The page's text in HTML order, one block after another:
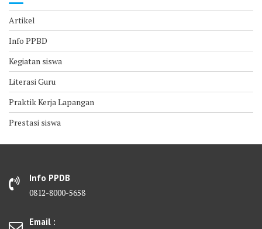
Artikel
Info PPBD
Kegiatan siswa
Literasi Guru
Praktik Kerja Lapangan
Prestasi siswa
Info PPDB
0812-8000-5658
Email :